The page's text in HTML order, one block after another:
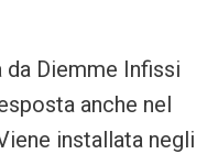
da Diemme Infissi
anche nel
installata negli